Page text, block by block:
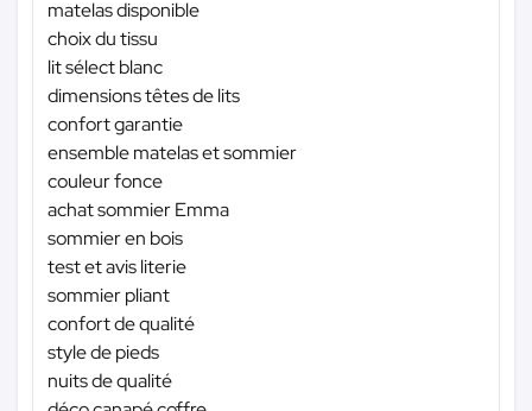
matelas disponible
choix du tissu
lit sélect blanc
dimensions têtes de lits
confort garantie
ensemble matelas et sommier
couleur fonce
achat sommier Emma
sommier en bois
test et avis literie
sommier pliant
confort de qualité
style de pieds
nuits de qualité